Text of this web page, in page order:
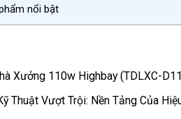
nổi bật
Xưởng 110w Highbay (TDLXC-
Thuật Vượt Trội: Nền Tảng Của